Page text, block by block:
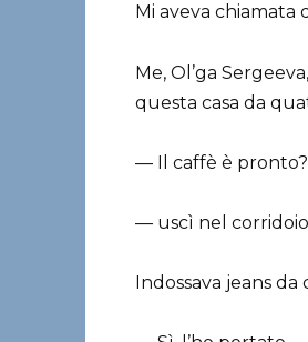
Mi aveva chiamata
Me, Ol’ga
questa casa da
— Il caffè è pronto?
— uscì nel
Indossava jeans